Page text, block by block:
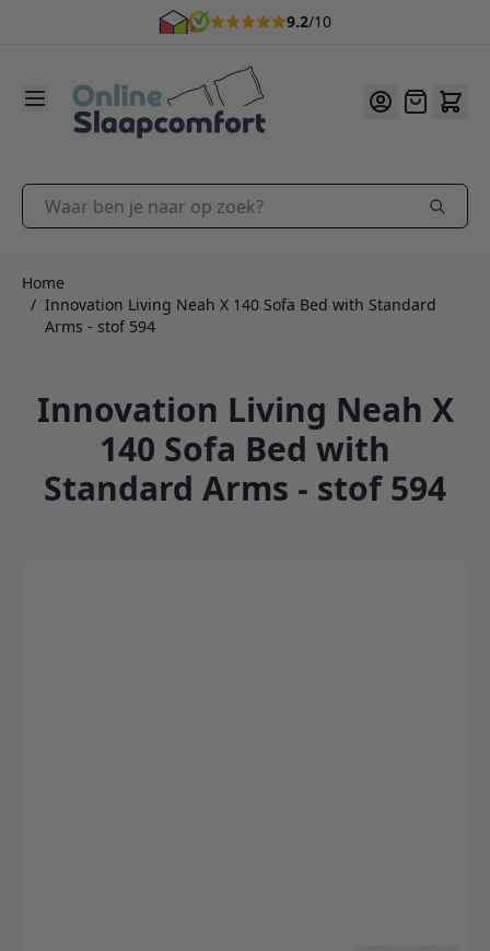
9.2/10
Offerte
Waar ben je naar op zoek?
Home
/ Innovation Living Neah X 140 Sofa Bed with Standard
Arms - stof 594
Innovation Living Neah X
140 Sofa Bed with
Standard Arms - stof 594